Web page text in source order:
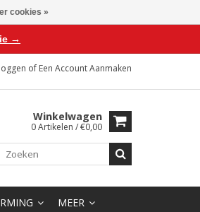
→
of Een Account Aanmaken
Winkelwagen
0 Artikelen / €0,00
MEER
cookies »